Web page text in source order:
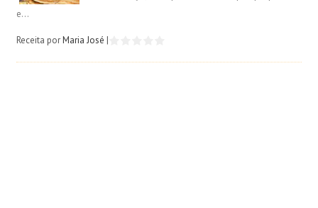
e...
Receita porMaria José |